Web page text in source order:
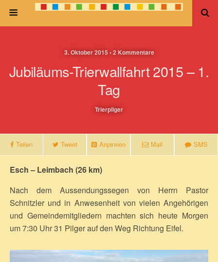
3. Oktober 2015 • 2 Kommentare
Jubiläums-Trierwallfahrt 2015 – 1.
Tag
Trierpilger
Teilen Tweet Anpinnen Mail SMS
Esch – Leimbach (26 km)
Nach dem Aussendungssegen von Herrn Pastor
Schnitzler und in Anwesenheit von vielen Angehörigen
und Gemeindemitgliedern machten sich heute Morgen
um 7:30 Uhr 31 Pilger auf den Weg Richtung Eifel.